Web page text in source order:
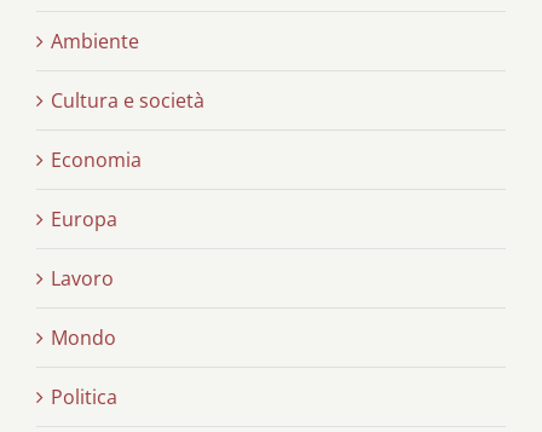
Ambiente
Cultura e società
Economia
Europa
Lavoro
Mondo
Politica